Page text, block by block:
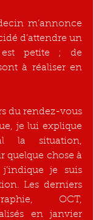
m’annonce
d’attendre un
petite ; de
à réaliser en
du rendez-vous
je lui explique
la situation,
quelque chose à
je suis
Les derniers
OCT,
en janvier